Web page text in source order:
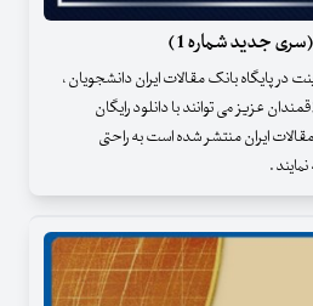
جدید شماره 1 )
در پایگاه بانک مقالات ایران دانشجویان ،
عزیز می توانند با دانلود رایگان
ایران منتشر شده است به راحتی
.